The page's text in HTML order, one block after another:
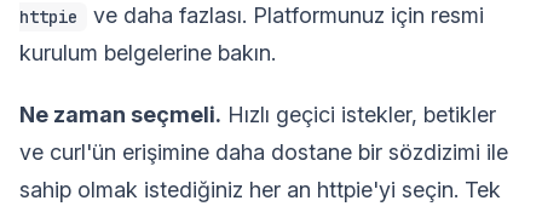
httpie
ve daha fazlası. Platformunuz için resmi
kurulum belgelerine bakın.
Ne zaman seçmeli. Hızlı geçici istekler, betikler
ve curl'ün erişimine daha dostane bir sözdizimi ile
sahip olmak istediğiniz her an httpie'yi seçin. Tek